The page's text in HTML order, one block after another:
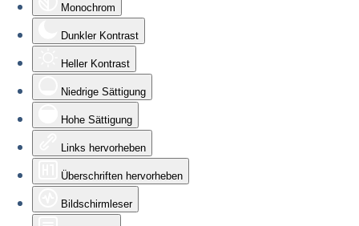
Monochrom
Dunkler Kontrast
Heller Kontrast
Niedrige Sättigung
Hohe Sättigung
Links hervorheben
Überschriften hervorheben
Bildschirmleser